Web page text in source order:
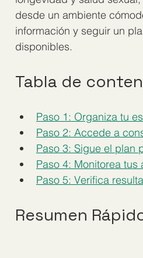
desde un ambiente
información y seguir un
disponibles.
Tabla de
Paso 1: Organiza tu
Paso 2: Accede a
Paso 3: Sigue el plan
Paso 4: Monitorea
Paso 5: Verifica
Resumen